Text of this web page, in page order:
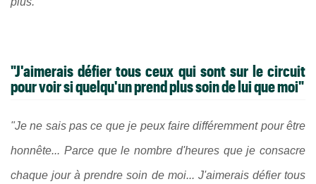
"J'aimerais défier tous ceux qui sont sur le circuit
pour voir si quelqu'un prend plus soin de lui que moi"
"Je ne sais pas ce que je peux faire différemment pour être
honnête... Parce que le nombre d'heures que je consacre
chaque jour à prendre soin de moi... J'aimerais défier tous